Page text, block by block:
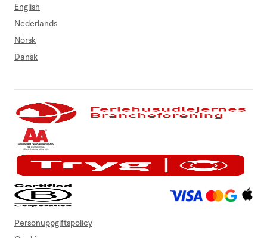
English
Nederlands
Norsk
Dansk
Personuppgiftspolicy